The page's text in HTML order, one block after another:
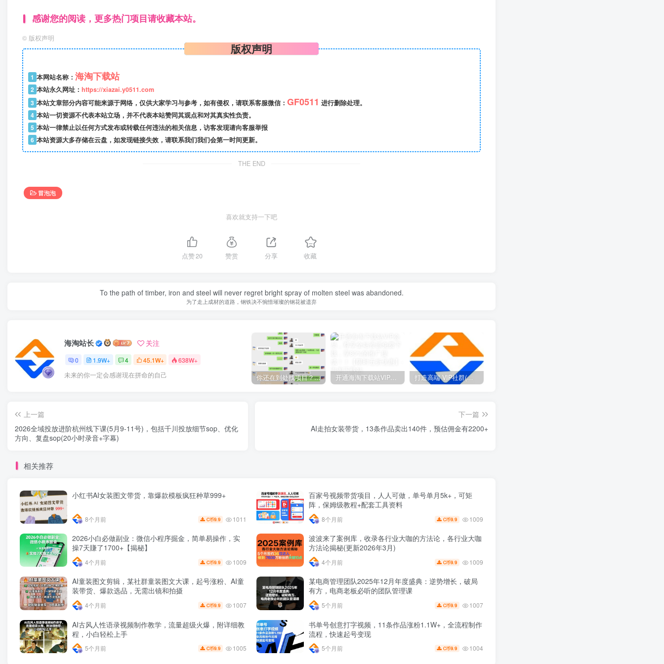
感谢您的阅读，更多热门项目请收藏本站。
© 版权声明
版权声明
1 本网站名称： 海淘下载站
2 本站永久网址： https://xiazai.y0511.com
3 本站文章部分内容可能来源于网络，仅供大家学习与参考，如有侵权，请联系客服微信： GF0511 进行删除处理。
4 本站一切资源不代表本站立场，并不代表本站赞同其观点和对其真实性负责。
5 本站一律禁止以任何方式发布或转载任何违法的相关信息，访客发现请向客服举报
6 本站资源大多存储在云盘，如发现链接失效，请联系我们我们会第一时间更新。
THE END
冒泡泡
喜欢就支持一下吧
点赞20 赞赏 分享 收藏
To the path of timber, iron and steel will never regret bright spray of molten steel was abandoned.
为了走上成材的道路，钢铁决不惋惜璀璨的钢花被遗弃
海淘站长 关注
0 1.9W+ 4 45.1W+ 638W+
未来的你一定会感谢现在拼命的自己 你还在到处找项目？还在当韭菜？我靠网创资源站一个月收入5万+，曾经我也是个失败者。 开通海淘下载站VIP会员，尊享全站资源免费下载，享80%的推广提成！！【限时五折优惠】 打造高端 VIP社群(社群仅对网站用户开放)
上一篇
2026全域投放进阶杭州线下课(5月9-11号)，包括千川投放细节sop、优化
方向、复盘sop(20小时录音+字幕)
下一篇
AI走拍女装带货，13条作品卖出140件，预估佣金有2200+
相关推荐
小红书AI女装图文带货，靠爆款模板疯狂种草999+
8个月前 C币9.9 1011
百家号视频带货项目，人人可做，单号单月5k+，可矩
阵，保姆级教程+配套工具资料
8个月前 C币9.9 1009
2026小白必做副业：微信小程序掘金，简单易操作，实
操7天賺了1700+【揭秘】
4个月前 C币9.9 1009
波波来了案例库，收录各行业大咖的方法论，各行业大咖
方法论揭秘(更新2026年3月)
4个月前 C币9.9 1009
AI童装图文剪辑，某社群童装图文大课，起号涨粉、AI童
装带货、爆款选品，无需出镜和拍摄
4个月前 C币9.9 1007
某电商管理团队2025年12月年度盛典：逆势增长，破局
有方，电商老板必听的团队管理课
5个月前 C币9.9 1007
AI古风人性语录视频制作教学，流量超级火爆，附详细教
程，小白轻松上手
5个月前 C币9.9 1005
书单号创意打字视频，11条作品涨粉1.1W+，全流程制作
流程，快速起号变现
5个月前 C币9.9 1004